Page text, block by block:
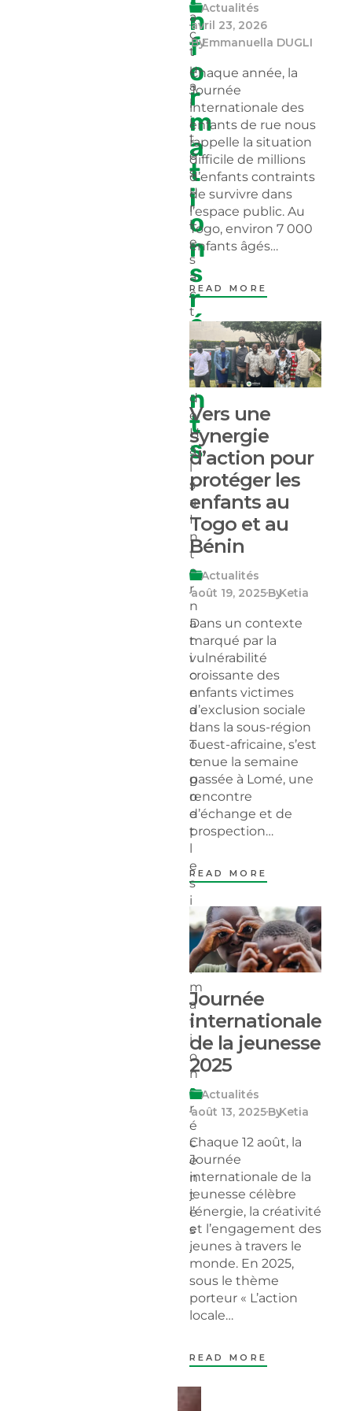
n
f
o
r
m
a
t
i
o
n
s
r
é
c
e
n
t
s
a
c
t
u
a
l
i
t
é
s
u
r
l
e
s
a
c
t
o
n
s
d
e
H
ä
l
s
a
I
n
t
e
r
n
a
t
i
o
n
a
l
T
o
g
o
e
t
e
s
i
n
f
o
r
m
a
t
i
o
n
s
r
é
c
e
n
t
e
s
.
Actualités
avril 23, 2026
ByEmmanuella DUGLI
Chaque année, la
Journée
internationale des
enfants de rue nous
rappelle la situation
difficile de millions
d’enfants contraints
de survivre dans
l’espace public. Au
Togo, environ 7 000
enfants âgés…
READ MORE
Vers une
synergie
d’action pour
protéger les
enfants au
Togo et au
Bénin
Actualités
août 19, 2025ByKetia
Dans un contexte
marqué par la
vulnérabilité
croissante des
enfants victimes
d’exclusion sociale
dans la sous-région
ouest-africaine, s’est
tenue la semaine
passée à Lomé, une
rencontre
d’échange et de
prospection…
READ MORE
Journée
internationale
de la jeunesse
2025
Actualités
août 13, 2025ByKetia
Chaque 12 août, la
Journée
internationale de la
jeunesse célèbre
l’énergie, la créativité
et l’engagement des
jeunes à travers le
monde. En 2025,
sous le thème
porteur « L’action
locale…
READ MORE